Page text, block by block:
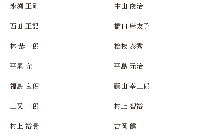
永渕 正剛 中山 俊治
西田 正記 橋口 麻友子
林 恭一郎 桧枝 泰秀
平尾 允 平島 元治
福島 良朗 藤山 幸二郎
二又 一郎 村上 智裕
村上 裕貴 吉岡 健一